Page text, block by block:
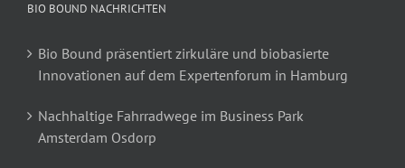
BIO BOUND NACHRICHTEN
Bio Bound präsentiert zirkuläre und biobasierte
Innovationen auf dem Expertenforum in Hamburg
Nachhaltige Fahrradwege im Business Park
Amsterdam Osdorp